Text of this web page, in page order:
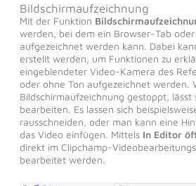
Bildschirmaufzeichnung
Mit der Funktion
werden, bei dem ein Browser-Tab
aufgezeichnet werden kann. Dabei
erstellt werden, um Funktionen zu
eingeblendeter Video-Kamera des
oder ohne Ton aufgezeichnet werden.
Bildschirmaufzeichnung gestoppt, lässt
bearbeiten. Es lassen sich
rausschneiden, oder man kann eine
das Video einfügen. Mittels In Editor
direkt im Clipchamp-
bearbeitet werden.